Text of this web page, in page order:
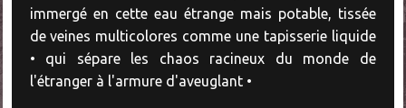
immergé en cette eau étrange mais potable, tissée
de veines multicolores comme une tapisserie liquide
• qui sépare les chaos racineux du monde de
l'étranger à l'armure d'aveuglant •